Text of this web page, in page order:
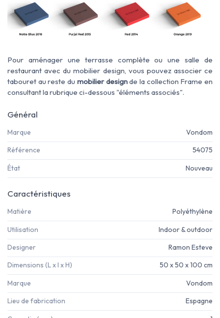
Pour aménager une terrasse complète ou une salle de
restaurant avec du mobilier design, vous pouvez associer ce
tabouret au reste du mobilier designde la collection Frame en
consultant la rubrique ci-dessous "éléments associés".
Général
Marque Vondom
Référence 54075
État Nouveau
Caractéristiques
Matière Polyéthylène
Utilisation Indoor & outdoor
Designer Ramon Esteve
Dimensions (L x l x H) 50 x 50 x 100 cm
Marque Vondom
Lieu de fabrication Espagne